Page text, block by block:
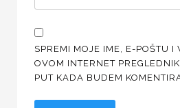
SPREMI MOJE IME, E-POŠTU I
OVOM INTERNET
PUT KADA BUDEM